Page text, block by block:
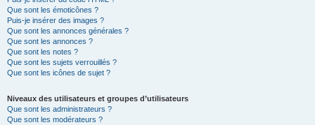
Que sont les émoticônes ?
Puis-je insérer des images ?
Que sont les annonces générales ?
Que sont les annonces ?
Que sont les notes ?
Que sont les sujets verrouillés ?
Que sont les icônes de sujet ?
Niveaux des utilisateurs et groupes d’utilisateurs
Que sont les administrateurs ?
Que sont les modérateurs ?